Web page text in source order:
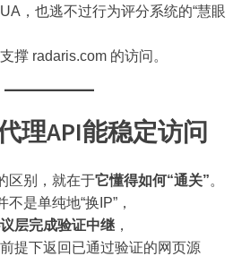
，也逃不过行为评分系统的“慧眼
撑 radaris.com 的访问。
理API能稳定访问
区别，就在于它懂得如何“通关”。
是单纯地“换IP”，
层完成验证中继 ，
提下返回已通过验证的网页源